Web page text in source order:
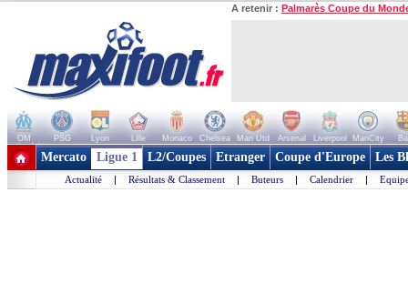
A retenir : Palmarès Coupe du
OM PSG Lyon Lille Monaco Chelsea Man Utd Arsenal Liverpool ManCity
+ de clubs
Mercato Ligue 1 L2/Coupes Etranger Coupe d'Europe Les
Actualité | Résultats & Classement | Buteurs | Calendrier |